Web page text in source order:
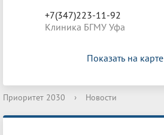
+7(347)223-11-92
Клиника БГМУ Уфа
Показать на карте
Приоритет 2030 › Новости